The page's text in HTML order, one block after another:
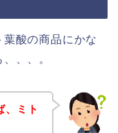
酸の商品にかな
、、。
、ミト